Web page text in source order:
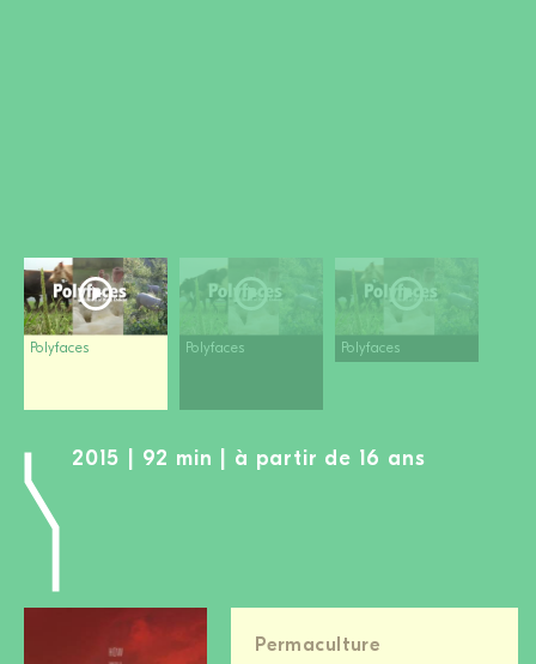
Polyfaces Polyfaces Polyfaces
2015 | 92 min | à partir de 16 ans
Permaculture
Kits de film
Login